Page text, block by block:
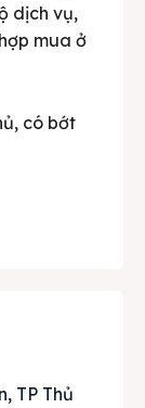
dịch vụ,
mua ở
có bớt
TP Thủ